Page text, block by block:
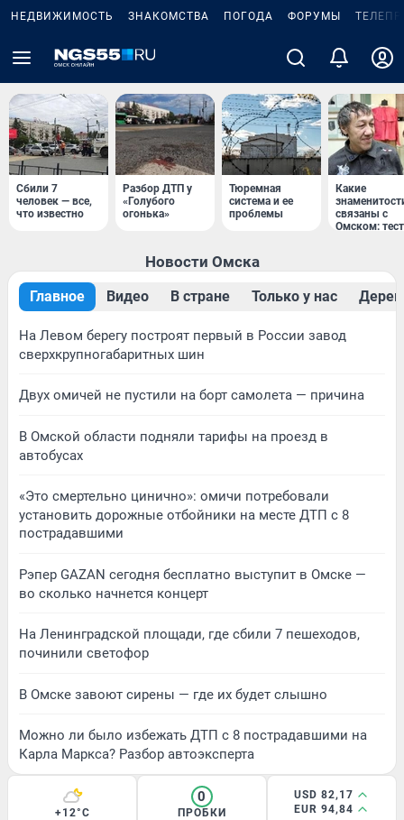
НЕДВИЖИМОСТЬ ЗНАКОМСТВА ПОГОДА ФОРУМЫ
Сбили 7
человек — все,
что известно
Разбор ДТП у
«Голубого
огонька»
Тюремная
система и ее
проблемы
Какие
связаны с
Омском: тест
Новости Омска
Главное Видео В стране Только у нас
На Левом берегу построят первый в России завод
сверхкрупногабаритных шин
Двух омичей не пустили на борт самолета — причина
В Омской области подняли тарифы на проезд в
автобусах
«Это смертельно цинично»: омичи потребовали
установить дорожные отбойники на месте ДТП с 8
пострадавшими
Рэпер GAZAN сегодня бесплатно выступит в Омске —
во сколько начнется концерт
На Ленинградской площади, где сбили 7 пешеходов,
починили светофор
В Омске завоют сирены — где их будет слышно
Можно ли было избежать ДТП с 8 пострадавшими на
Карла Маркса? Разбор автоэксперта
+12°C
0
ПРОБКИ
USD 82,17
EUR 94,84